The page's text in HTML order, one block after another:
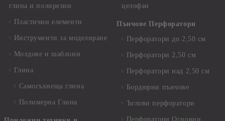
глина и полирезин
Пластични елементи
Инструменти за моделиране
Молдове и шаблони
Глина
Самосъхнеща глина
Полимерна Глина
целофан
Пънчове Перфоратори
Перфоратори до 2,50 см
Перфоратори 2,50 см
Перфоратори над 2,50 см
Бордюрни пънчове
Ъглови перфоратори
Перфоратори Основни